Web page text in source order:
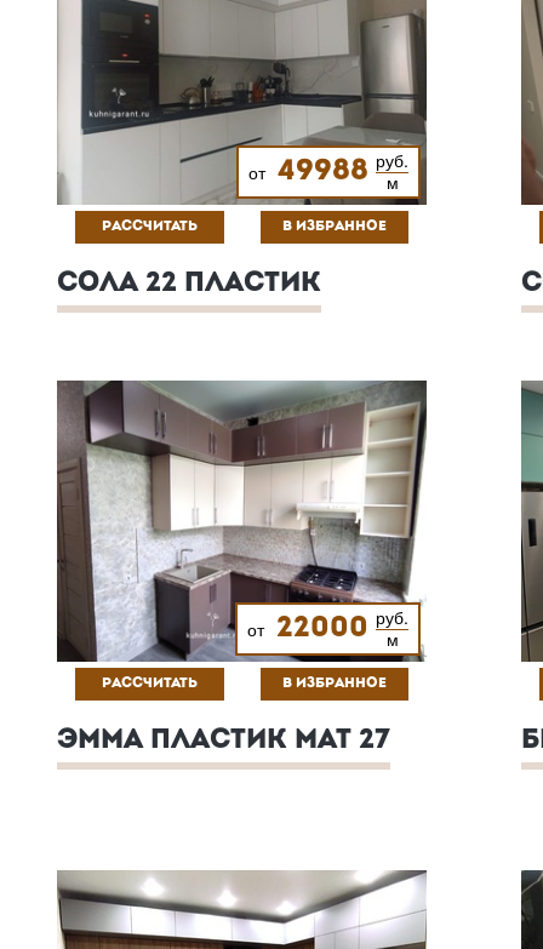
от 49988 руб.
м
РАССЧИТАТЬ В ИЗБРАННОЕ
СОЛА 22 ПЛАСТИК
от 22000 руб.
м
РАССЧИТАТЬ В ИЗБРАННОЕ
ЭММА ПЛАСТИК МАТ 27